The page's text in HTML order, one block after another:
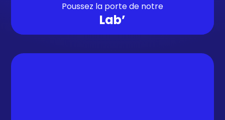
Poussez la porte de notre
Lab’